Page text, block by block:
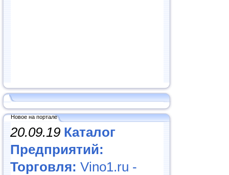
Новое на портале
20.09.19 Каталог
Предприятий:
Торговля: Vino1.ru -